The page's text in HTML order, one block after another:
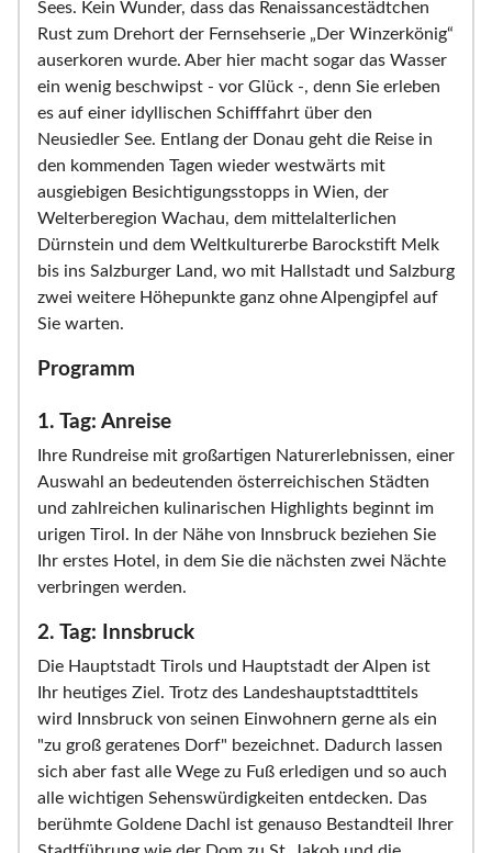
Sees. Kein Wunder, dass das Renaissancestädtchen
Rust zum Drehort der Fernsehserie „Der Winzerkönig“
auserkoren wurde. Aber hier macht sogar das Wasser
ein wenig beschwipst - vor Glück -, denn Sie erleben
es auf einer idyllischen Schifffahrt über den
Neusiedler See. Entlang der Donau geht die Reise in
den kommenden Tagen wieder westwärts mit
ausgiebigen Besichtigungsstopps in Wien, der
Welterberegion Wachau, dem mittelalterlichen
Dürnstein und dem Weltkulturerbe Barockstift Melk
bis ins Salzburger Land, wo mit Hallstadt und Salzburg
zwei weitere Höhepunkte ganz ohne Alpengipfel auf
Sie warten.
Programm
1. Tag: Anreise
Ihre Rundreise mit großartigen Naturerlebnissen, einer
Auswahl an bedeutenden österreichischen Städten
und zahlreichen kulinarischen Highlights beginnt im
urigen Tirol. In der Nähe von Innsbruck beziehen Sie
Ihr erstes Hotel, in dem Sie die nächsten zwei Nächte
verbringen werden.
2. Tag: Innsbruck
Die Hauptstadt Tirols und Hauptstadt der Alpen ist
Ihr heutiges Ziel. Trotz des Landeshauptstadttitels
wird Innsbruck von seinen Einwohnern gerne als ein
"zu groß geratenes Dorf" bezeichnet. Dadurch lassen
sich aber fast alle Wege zu Fuß erledigen und so auch
alle wichtigen Sehenswürdigkeiten entdecken. Das
berühmte Goldene Dachl ist genauso Bestandteil Ihrer